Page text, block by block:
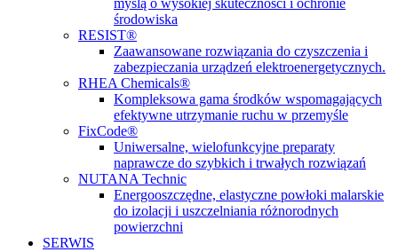
myślą o wysokiej skuteczności i ochronie
środowiska
RESIST®
Zaawansowane rozwiązania do czyszczenia i
zabezpieczania urządzeń elektroenergetycznych.
RHEA Chemicals®
Kompleksowa gama środków wspomagających
efektywne utrzymanie ruchu w przemyśle
FixCode®
Uniwersalne, wielofunkcyjne preparaty
naprawcze do szybkich i trwałych rozwiązań
NUTANA Technic
Energooszczędne, elastyczne powłoki malarskie
do izolacji i uszczelniania różnorodnych
powierzchni
SERWIS